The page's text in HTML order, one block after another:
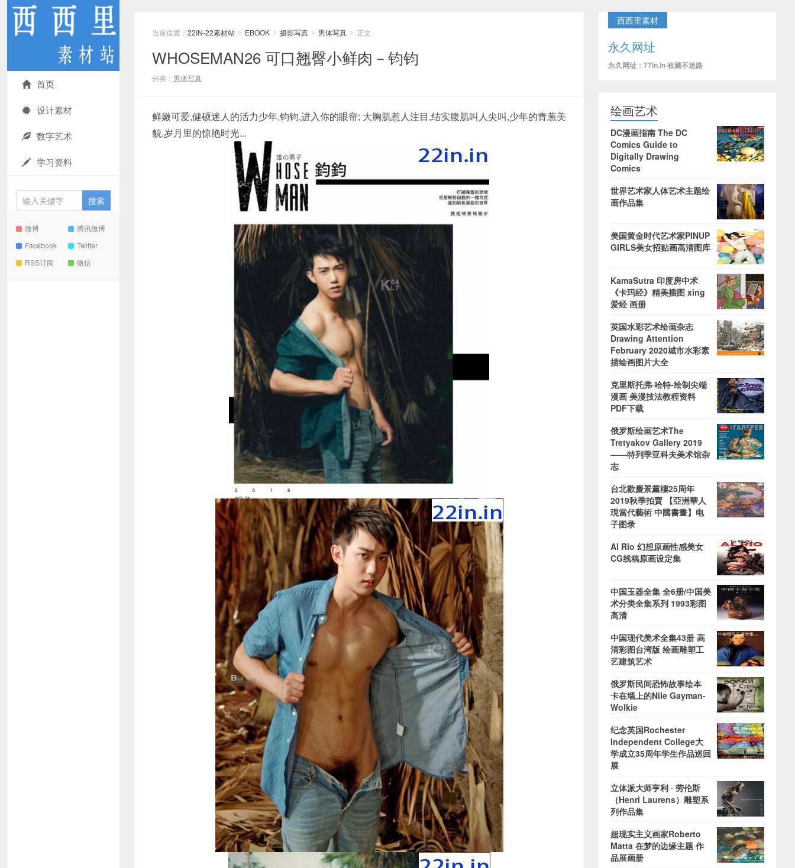
首页
设计素材
数字艺术
学习资料
微博
腾讯微博
Facebook
Twitter
RSS订阅
微信
当前位置： 22IN-22素材站 > EBOOK > 摄影写真 > 男体写真 > 正文
WHOSEMAN26 可口翘臀小鲜肉－钧钧
分类： 男体写真
鲜嫩可爱,健硕迷人的活力少年,钧钧,进入你的眼帘; 大胸肌惹人注目,结实腹肌叫人尖叫,少年的青葱美
貌,岁月里的惊艳时光...
西西里素材
永久网址
永久网址：77in.in 收藏不迷路
绘画艺术
DC漫画指南 The DC
Comics Guide to
Digitally Drawing
Comics
世界艺术家人体艺术主题绘
画作品集
美国黄金时代艺术家PINUP
GIRLS美女招贴画高清图库
KamaSutra 印度房中术
《卡玛经》精美插图 xing
爱经 画册
英国水彩艺术绘画杂志
Drawing Attention
February 2020城市水彩素
描绘画图片大全
克里斯托弗·哈特-绘制尖端
漫画 美漫技法教程资料
PDF下载
俄罗斯绘画艺术The
Tretyakov Gallery 2019
——特列季亚科夫美术馆杂
志
台北歡慶景薰樓25周年
2019秋季拍賣 【亞洲華人
現當代藝術 中國書畫】电
子图录
Al Rio 幻想原画性感美女
CG线稿原画设定集
中国玉器全集 全6册/中国美
术分类全集系列 1993彩图
高清
中国现代美术全集43册 高
清彩图台湾版 绘画雕塑工
艺建筑艺术
俄罗斯民间恐怖故事绘本
卡在墙上的Nile Gayman-
Wolkie
纪念英国Rochester
Independent College大
学成立35周年学生作品巡回
展
立体派大师亨利 · 劳伦斯
（Henri Laurens）雕塑系
列作品集
超现实主义画家Roberto
Matta 在梦的边缘主题 作
品展画册